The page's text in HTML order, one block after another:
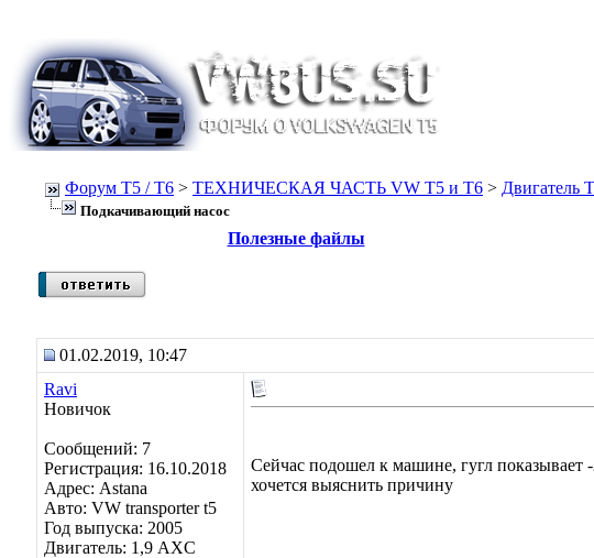
Форум Т5 / T6 > ТЕХНИЧЕСКАЯ ЧАСТЬ VW T5 и T6 > Двигатель
Подкачивающий насос
Полезные файлы
01.02.2019, 10:47
Ravi
Новичок
Сообщений: 7
Регистрация: 16.10.2018
Адрес: Astana
Авто: VW transporter t5
Год выпуска: 2005
Двигатель: 1,9 AXC
Сейчас подошел к машине, гугл показывает
хочется выяснить причину